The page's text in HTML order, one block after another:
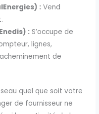
: Vend
: S’occupe de
lignes,
de
quel que soit votre
de fournisseur ne